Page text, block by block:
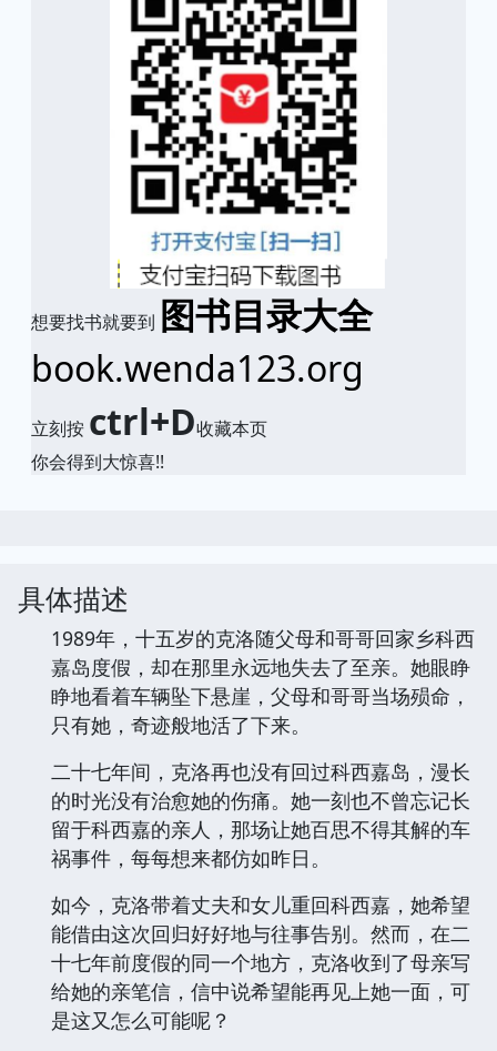
想要找书就要到 图书目录大全
book.wenda123.org
立刻按 ctrl+D收藏本页
你会得到大惊喜!!
具体描述
1989年，十五岁的克洛随父母和哥哥回家乡科西
嘉岛度假，却在那里永远地失去了至亲。她眼睁
睁地看着车辆坠下悬崖，父母和哥哥当场殒命，
只有她，奇迹般地活了下来。
二十七年间，克洛再也没有回过科西嘉岛，漫长
的时光没有治愈她的伤痛。她一刻也不曾忘记长
留于科西嘉的亲人，那场让她百思不得其解的车
祸事件，每每想来都仿如昨日。
如今，克洛带着丈夫和女儿重回科西嘉，她希望
能借由这次回归好好地与往事告别。然而，在二
十七年前度假的同一个地方，克洛收到了母亲写
给她的亲笔信，信中说希望能再见上她一面，可
是这又怎么可能呢？